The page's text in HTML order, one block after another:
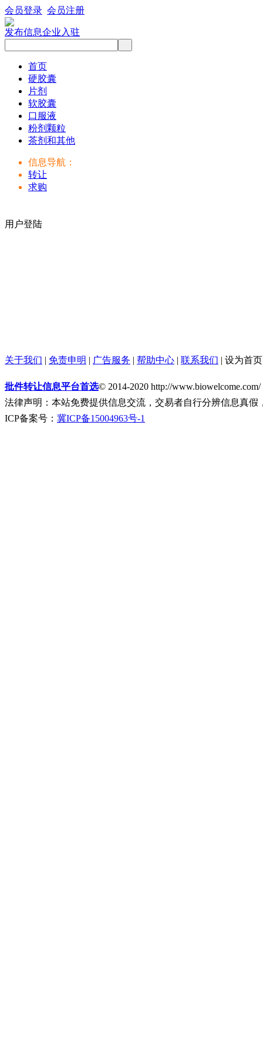
会员登录 会员注册
发布信息企业入驻
首页
硬胶囊
片剂
软胶囊
口服液
粉剂颗粒
茶剂和其他
信息导航：
转让
求购
用户登陆
关于我们 | 免责申明 | 广告服务 | 帮助中心 | 联系我们 | 设为首页
批件转让信息平台首选© 2014-2020 http://
法律声明：本站免费提供信息交流，交易者自行分辨信息真
ICP备案号： 冀ICP备15004963号-1